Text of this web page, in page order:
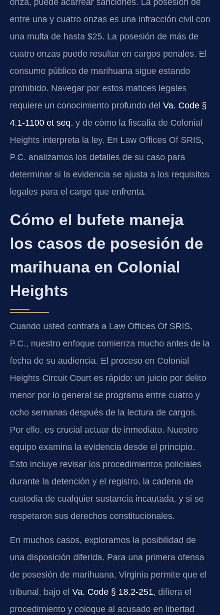
onza, puede acarrear sanciones. La posesión de
entre una y cuatro onzas es una infracción civil con
una multa de hasta $25. La posesión de más de
cuatro onzas puede resultar en cargos penales. El
consumo público de marihuana sigue estando
prohibido. Navegar por estos matices legales
requiere un conocimiento profundo del Va. Code §
4.1-1100 et seq. y de cómo la fiscalía de Colonial
Heights interpreta la ley. En Law Offices Of SRIS,
P.C. analizamos los detalles de su caso para
determinar si la evidencia se ajusta a los requisitos
legales para el cargo que enfrenta.
Cómo el bufete maneja
los casos de posesión de
marihuana en Colonial
Heights
Cuando usted contrata a Law Offices Of SRIS,
P.C., nuestro enfoque comienza mucho antes de la
fecha de su audiencia. El proceso en Colonial
Heights Circuit Court es rápido: un juicio por delito
menor por lo general se programa entre cuatro y
ocho semanas después de la lectura de cargos.
Por ello, es crucial actuar de inmediato. Nuestro
equipo examina la evidencia desde el principio.
Esto incluye revisar los procedimientos policiales
durante la detención y el registro, la cadena de
custodia de cualquier sustancia incautada, y si se
respetaron sus derechos constitucionales.
En muchos casos, exploramos la posibilidad de
una disposición diferida. Para una primera ofensa
de posesión de marihuana, Virginia permite que el
tribunal, bajo el Va. Code § 18.2-251, difiera el
procedimiento y coloque al acusado en libertad